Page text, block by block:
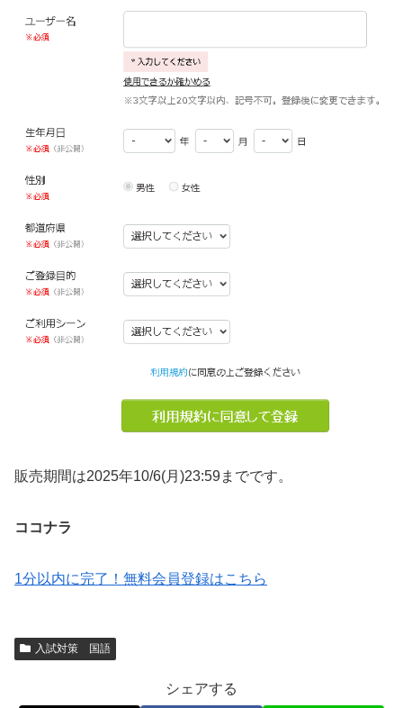
販売期間は2025年10/6(月)23:59までです。
ココナラ
1分以内に完了！無料会員登録はこちら
入試対策 国語
シェアする